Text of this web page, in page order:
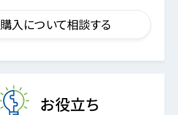
購入について相談する
お役立ち